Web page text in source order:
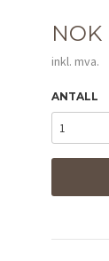
Pris
NOK
inkl. mva.
ANTALL